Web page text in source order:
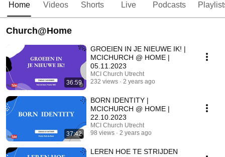
Home Videos Shorts Live Podcasts
Church@Home
36:59
GROEIEN IN JE NIEUWE IK! |
MCICHURCH @ HOME |
05.11.2023
MCI Church Utrecht
232 views
2 years ago
37:42
BORN IDENTITY |
MCICHURCH @ HOME |
22.10.2023
MCI Church Utrecht
98 views
2 years ago
LEREN HOE TE STRIJDEN